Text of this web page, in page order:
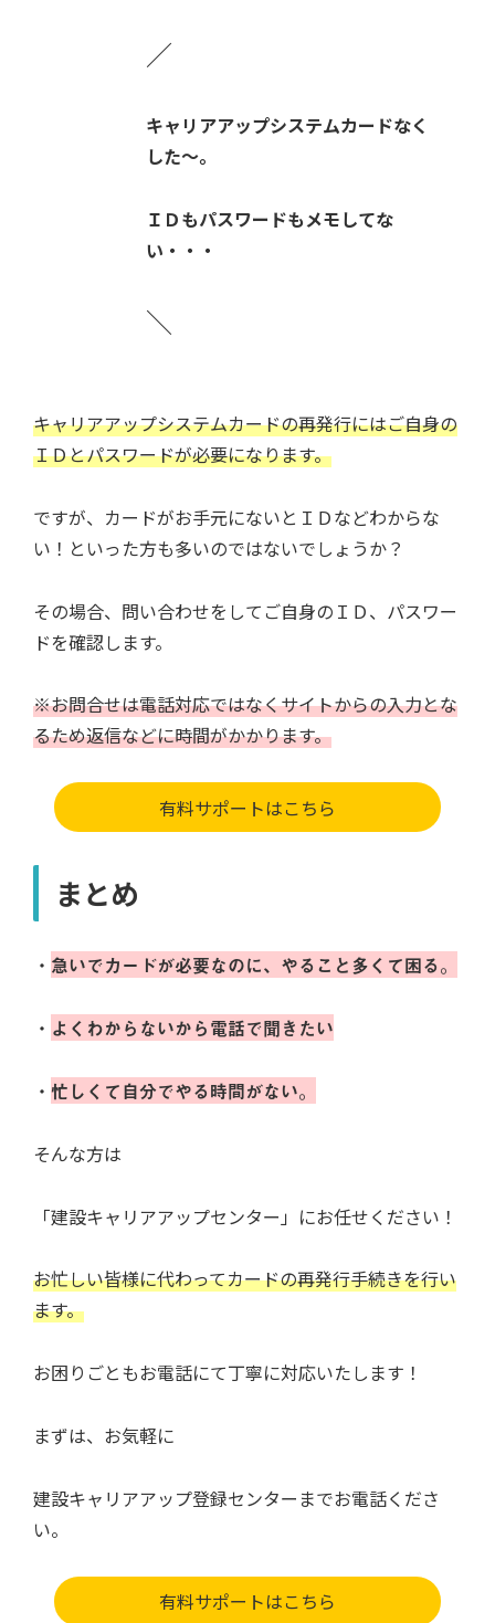
／
キャリアアップシステムカードなく
した～。
ＩＤもパスワードもメモしてな
い・・・
＼
キャリアアップシステムカードの再発行にはご自身の
ＩＤとパスワードが必要になります。
ですが、カードがお手元にないとＩＤなどわからな
い！といった方も多いのではないでしょうか？
その場合、問い合わせをしてご自身のＩＤ、パスワー
ドを確認します。
※お問合せは電話対応ではなくサイトからの入力とな
るため返信などに時間がかかります。
有料サポートはこちら
まとめ
・ 急いでカードが必要なのに、やること多くて困る。
・ よくわからないから電話で聞きたい
・ 忙しくて自分でやる時間がない。
そんな方は
「建設キャリアアップセンター」にお任せください！
お忙しい皆様に代わってカードの再発行手続きを行い
ます。
お困りごともお電話にて丁寧に対応いたします！
まずは、お気軽に
建設キャリアアップ登録センターまでお電話くださ
い。
有料サポートはこちら